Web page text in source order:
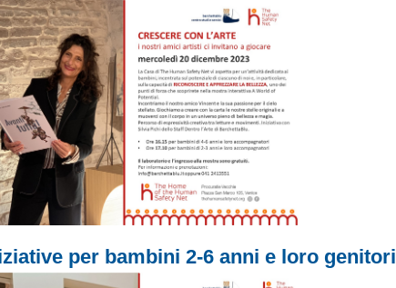
per bambini 2-6 anni e loro genitori